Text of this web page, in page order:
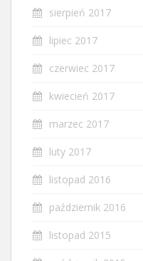
sierpień 2017
lipiec 2017
czerwiec 2017
kwiecień 2017
marzec 2017
luty 2017
listopad 2016
październik 2016
listopad 2015